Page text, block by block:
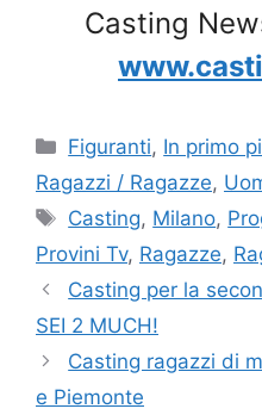
Casting
Categorie
Figuranti, In primo
Ragazzi / Ragazze,
Tag
Casting, Milano,
Provini Tv, Ragazze,
Casting per la
SEI 2 MUCH!
Casting ragazzi di
e Piemonte